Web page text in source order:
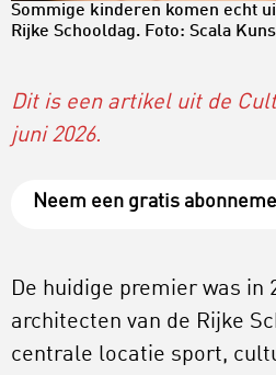
Sommige kinderen komen echt
Rijke Schooldag. Foto: Scala
Dit is een artikel uit de
juni 2026.
Neem een gratis
De huidige premier was in
architecten van de Rijke
centrale locatie sport,